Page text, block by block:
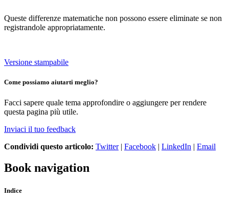
Queste differenze matematiche non possono essere eliminate se non
registrandole appropriatamente.
Versione stampabile
Come possiamo aiutarti meglio?
Facci sapere quale tema approfondire o aggiungere per rendere
questa pagina più utile.
Inviaci il tuo feedback
Condividi questo articolo: Twitter| Facebook | LinkedIn | Email
Book navigation
Indice